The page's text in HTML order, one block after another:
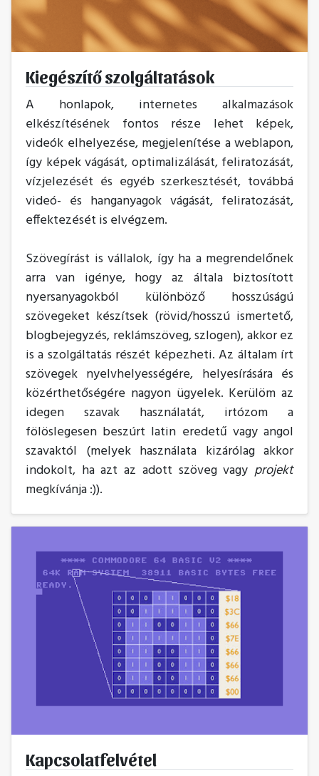
Kiegészítő szolgáltatások
A honlapok, internetes alkalmazások
elkészítésének fontos része lehet képek,
videók elhelyezése, megjelenítése a weblapon,
így képek vágását, optimalizálását, feliratozását,
vízjelezését és egyéb szerkesztését, továbbá
videó- és hanganyagok vágását, feliratozását,
effektezését is elvégzem.
Szövegírást is vállalok, így ha a megrendelőnek
arra van igénye, hogy az általa biztosított
nyersanyagokból különböző hosszúságú
szövegeket készítsek (rövid/hosszú ismertető,
blogbejegyzés, reklámszöveg, szlogen), akkor ez
is a szolgáltatás részét képezheti. Az általam írt
szövegek nyelvhelyességére, helyesírására és
közérthetőségére nagyon ügyelek. Kerülöm az
idegen szavak használatát, irtózom a
fölöslegesen beszúrt latin eredetű vagy angol
szavaktól (melyek használata kizárólag akkor
indokolt, ha azt az adott szöveg vagy projekt
megkívánja :)).
Kapcsolatfelvétel